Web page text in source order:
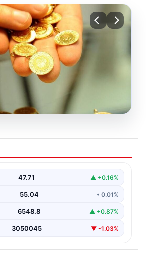
canlı 2 Nisan 2026: Altın
oldu? Gram, çeyrek,
47.71 ▲ +0.16%
55.04 • 0.01%
6548.8 ▲ +0.87%
3050045 ▼ -1.03%